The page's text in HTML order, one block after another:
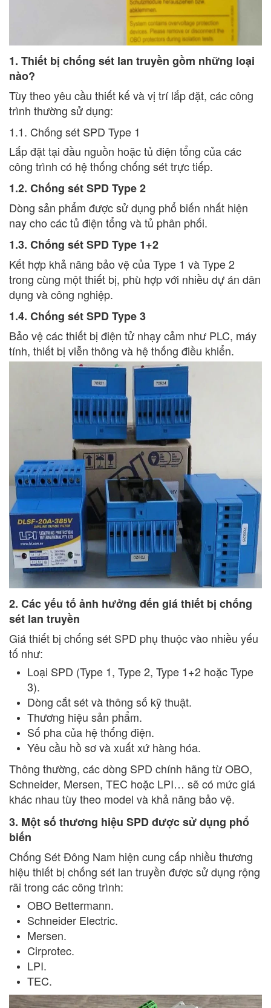
1. Thiết bị chống sét lan truyền gồm những loại
nào?
Tùy theo yêu cầu thiết kế và vị trí lắp đặt, các công
trình thường sử dụng:
1.1. Chống sét SPD Type 1
Lắp đặt tại đầu nguồn hoặc tủ điện tổng của các
công trình có hệ thống chống sét trực tiếp.
1.2. Chống sét SPD Type 2
Dòng sản phẩm được sử dụng phổ biến nhất hiện
nay cho các tủ điện tổng và tủ phân phối.
1.3. Chống sét SPD Type 1+2
Kết hợp khả năng bảo vệ của Type 1 và Type 2
trong cùng một thiết bị, phù hợp với nhiều dự án dân
dụng và công nghiệp.
1.4. Chống sét SPD Type 3
Bảo vệ các thiết bị điện tử nhạy cảm như PLC, máy
tính, thiết bị viễn thông và hệ thống điều khiển.
2. Các yếu tố ảnh hưởng đến giá thiết bị chống
sét lan truyền
Giá thiết bị chống sét SPD phụ thuộc vào nhiều yếu
tố như:
Loại SPD (Type 1, Type 2, Type 1+2 hoặc Type
3).
Dòng cắt sét và thông số kỹ thuật.
Thương hiệu sản phẩm.
Số pha của hệ thống điện.
Yêu cầu hồ sơ và xuất xứ hàng hóa.
Thông thường, các dòng SPD chính hãng từ OBO,
Schneider, Mersen, TEC hoặc LPI… sẽ có mức giá
khác nhau tùy theo model và khả năng bảo vệ.
3. Một số thương hiệu SPD được sử dụng phổ
biến
Chống Sét Đông Nam hiện cung cấp nhiều thương
hiệu thiết bị chống sét lan truyền được sử dụng rộng
rãi trong các công trình:
OBO Bettermann.
Schneider Electric.
Mersen.
Cirprotec.
LPI.
TEC.